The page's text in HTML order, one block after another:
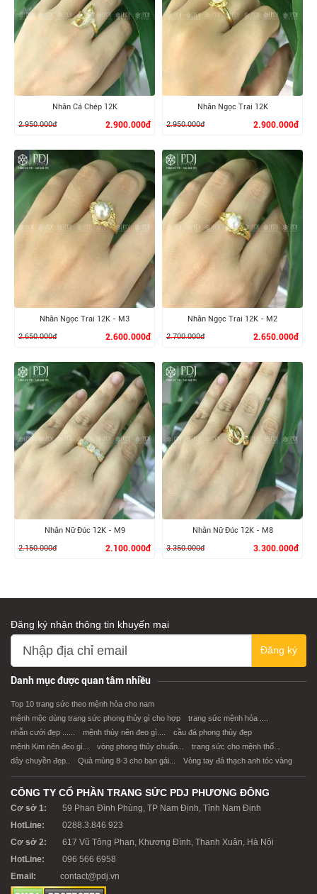
XEM CHI TIẾT XEM CHI TIẾT
XEM CHI TIẾT
Nhẫn Cá Chép 12K
2.950.000đ
2.900.000đ
XEM CHI TIẾT
Nhẫn Ngọc Trai 12K
2.950.000đ
2.900.000đ
XEM CHI TIẾT
Nhẫn Ngọc Trai 12K - M3
2.650.000đ
2.600.000đ
XEM CHI TIẾT
Nhẫn Ngọc Trai 12K - M2
2.700.000đ
2.650.000đ
XEM CHI TIẾT
Nhẫn Nữ Đúc 12K - M9
2.150.000đ
2.100.000đ
XEM CHI TIẾT
Nhẫn Nữ Đúc 12K - M8
3.350.000đ
3.300.000đ
Đăng ký nhận thông tin khuyến mại
Đăng ký
Danh mục được quan tâm nhiều
Top 10 trang sức theo mệnh hỏa cho nam
mệnh mộc dùng trang sức phong thủy gì cho hợp
trang sức mệnh hỏa ....
nhẫn cưới đẹp ......
mệnh thủy nên đeo gì....
cầu đá phong thủy đẹp
mệnh Kim nên đeo gì...
vòng phong thủy chuẩn...
trang sức cho mệnh thổ...
dây chuyền đẹp..
Quà mùng 8-3 cho bạn gái... Vòng tay đá thạch anh tóc vàng
CÔNG TY CỔ PHẦN TRANG SỨC PDJ PHƯƠNG ĐÔNG
Cơ sở 1:
59 Phan Đình Phùng, TP Nam Định, Tỉnh Nam Định
HotLine:
0288.3.846 923
Cơ sở 2:
617 Vũ Tông Phan, Khương Đình, Thanh Xuân, Hà Nội
HotLine:
096 566 6958
Email:
contact@pdj.vn